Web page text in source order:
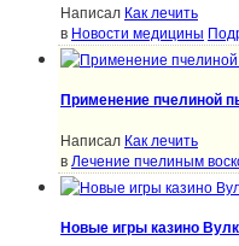
Написал Как лечить
в Новости медицины
Применение пчелиной
Написал Как лечить
в Лечение пчелиным
Новые игры казино